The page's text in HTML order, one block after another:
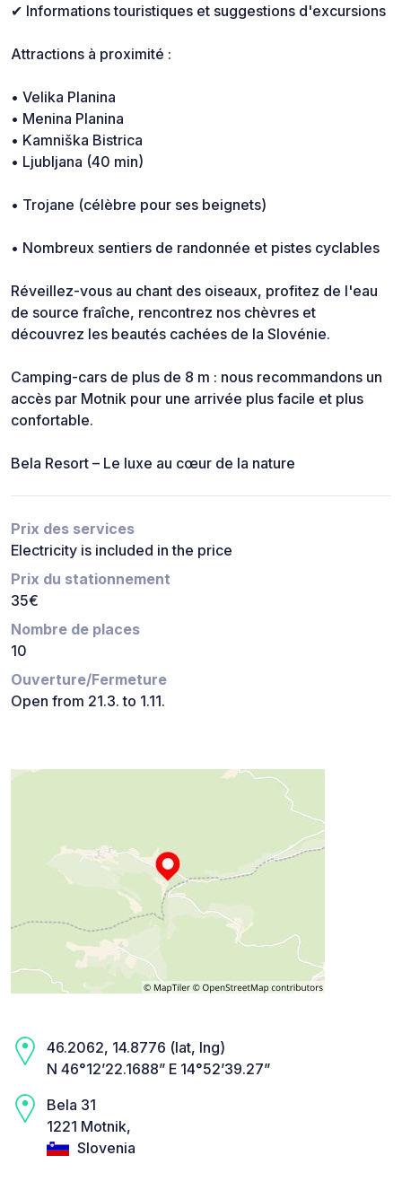
✔ Informations touristiques et suggestions d'excursions
Attractions à proximité :
• Velika Planina
• Menina Planina
• Kamniška Bistrica
• Ljubljana (40 min)
• Trojane (célèbre pour ses beignets)
• Nombreux sentiers de randonnée et pistes cyclables
Réveillez-vous au chant des oiseaux, profitez de l'eau
de source fraîche, rencontrez nos chèvres et
découvrez les beautés cachées de la Slovénie.
Camping-cars de plus de 8 m : nous recommandons un
accès par Motnik pour une arrivée plus facile et plus
confortable.
Bela Resort – Le luxe au cœur de la nature
Prix des services
Electricity is included in the price
Prix du stationnement
35€
Nombre de places
10
Ouverture/Fermeture
Open from 21.3. to 1.11.
46.2062, 14.8776 (lat, lng)
N 46°12’22.1688” E 14°52’39.27”
Bela 31
1221 Motnik,
Slovenia